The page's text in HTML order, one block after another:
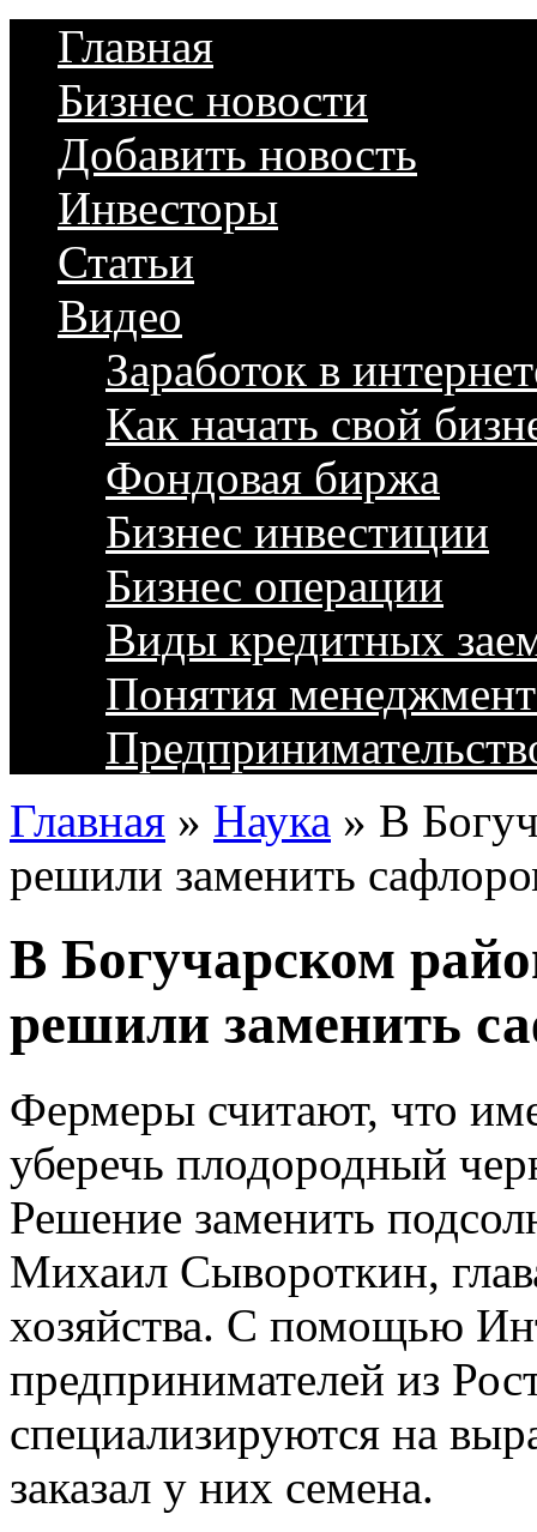
Главная
Бизнес новости
Добавить новость
Инвесторы
Статьи
Видео
Заработок в
Как начать свой
Фондовая биржа
Бизнес инвестиции
Бизнес операции
Виды кредитных
Понятия
Главная » Наука » В
решили заменить
В Богучарском
решили заменить
Фермеры считают, что
уберечь плодородный
Решение заменить
Михаил Сывороткин,
хозяйства. С помощью
предпринимателей из
специализируются на
заказал у них семена.